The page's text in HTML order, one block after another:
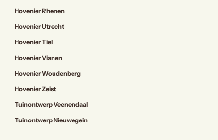
Hovenier Rhenen
Hovenier Utrecht
Hovenier Tiel
Hovenier Vianen
Hovenier Woudenberg
Hovenier Zeist
Tuinontwerp Veenendaal
Tuinontwerp Nieuwegein